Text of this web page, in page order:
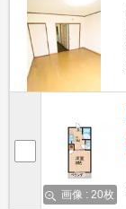
画像 : 20枚